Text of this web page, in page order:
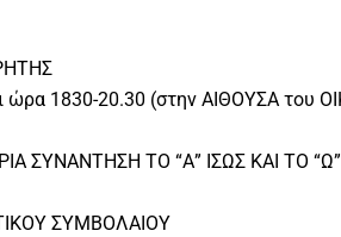
ώρα 1830-20.30 (στην ΑΙΘΟΥΣΑ του
ΣΥΝΑΝΤΗΣΗ ΤΟ “Α” ΙΣΩΣ ΚΑΙ ΤΟ “Ω”
ΣΥΜΒΟΛΑΙΟΥ